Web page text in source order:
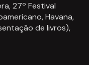
27º Festival
Havana,
de livros),